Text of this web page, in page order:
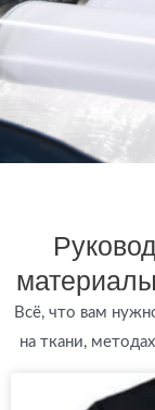
Всё, что вам
на ткани,